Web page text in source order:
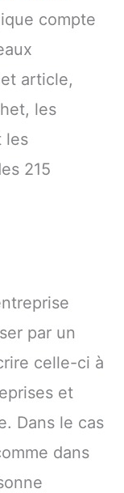
compte
article,
les
les
215
par un
celle-ci à
et
Dans le cas
dans